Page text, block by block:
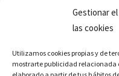
Gestionar
las cookies
Utilizamos cookies propias y de
mostrarte publicidad relacionada
Servicio Landingweb
Crea tu audiobook